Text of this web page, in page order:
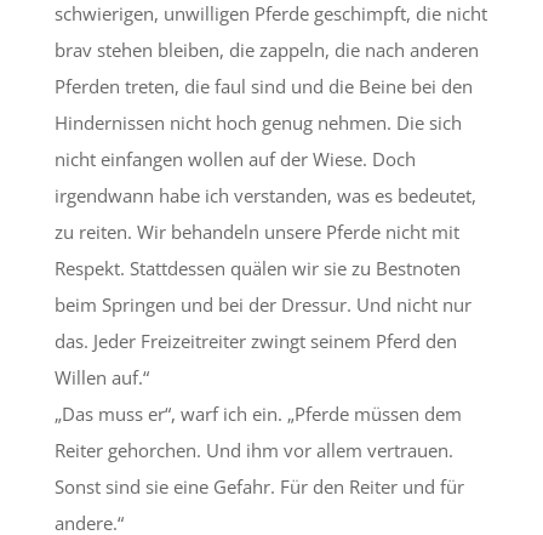
schwierigen, unwilligen Pferde geschimpft, die nicht
brav stehen bleiben, die zappeln, die nach anderen
Pferden treten, die faul sind und die Beine bei den
Hindernissen nicht hoch genug nehmen. Die sich
nicht einfangen wollen auf der Wiese. Doch
irgendwann habe ich verstanden, was es bedeutet,
zu reiten. Wir behandeln unsere Pferde nicht mit
Respekt. Stattdessen quälen wir sie zu Bestnoten
beim Springen und bei der Dressur. Und nicht nur
das. Jeder Freizeitreiter zwingt seinem Pferd den
Willen auf.“
„Das muss er“, warf ich ein. „Pferde müssen dem
Reiter gehorchen. Und ihm vor allem vertrauen.
Sonst sind sie eine Gefahr. Für den Reiter und für
andere.“